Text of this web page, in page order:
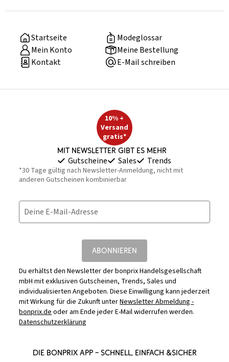
Startseite
Modeglossar
Mein Konto
Meine Bestellung
Kontakt
E-Mail schreiben
10% +
Versand
gratis*
Mit Newsletter gibt es mehr
Gutscheine Sales Trends
*30 Tage gültig nach Newsletter-Anmeldung, nicht mit
anderen Gutscheinen kombinierbar
Deine E-Mail-Adresse
ABONNIEREN
Du erhältst den Newsletter der bonprix Handelsgesellschaft
mbH mit exklusiven Gutscheinen, Trends, Sales und
individualisierten Angeboten. Diese Einwilligung kann jederzeit
mit Wirkung für die Zukunft unterNewsletter Abmeldung -
bonprix.deoder am Ende jeder E-Mail widerrufen werden.
Datenschutzerklärung
DIE BONPRIX APP – SCHNELL, EINFACH &SICHER